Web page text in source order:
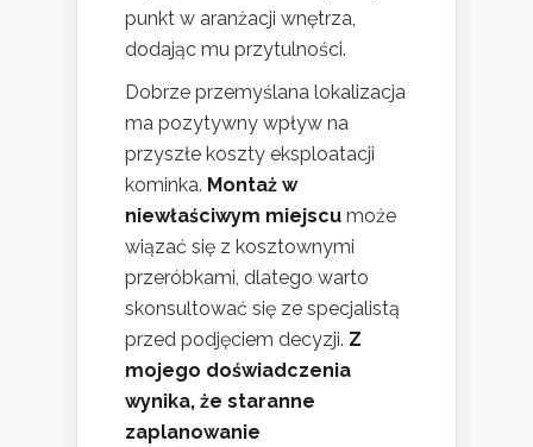
punkt w aranżacji wnętrza,
dodając mu przytulności.
Dobrze przemyślana lokalizacja
ma pozytywny wpływ na
przyszłe koszty eksploatacji
kominka. Montaż w
niewłaściwym miejscu może
wiązać się z kosztownymi
przeróbkami, dlatego warto
skonsultować się ze specjalistą
przed podjęciem decyzji. Z
mojego doświadczenia
wynika, że staranne
zaplanowanie